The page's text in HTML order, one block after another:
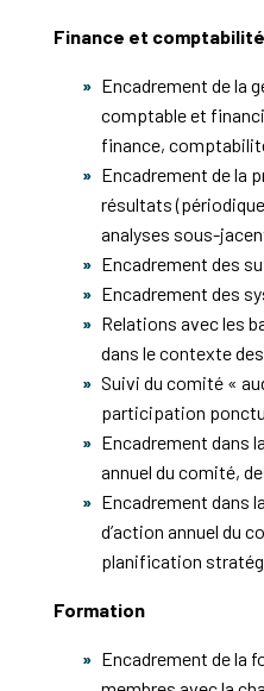
Finance et comptabilité
Encadrement de la
comptable et
finance,
Encadrement de la
résultats
analyses sous-
Encadrement des
Encadrement des
Relations avec les
dans le contexte
Suivi du comité «
participation
Encadrement dans
annuel du comité,
Encadrement dans
d’action annuel du
planification
Formation
Encadrement de la